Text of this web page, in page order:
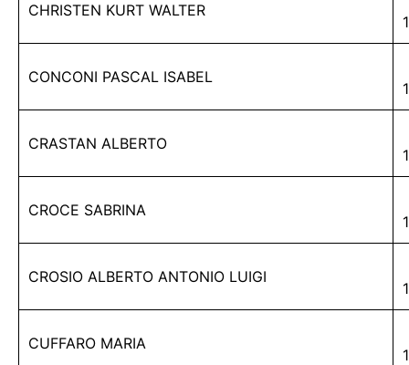
CHRISTEN KURT WALTER
CONCONI PASCAL ISABEL
CRASTAN ALBERTO
CROCE SABRINA
CROSIO ALBERTO ANTONIO LUIGI
CUFFARO MARIA